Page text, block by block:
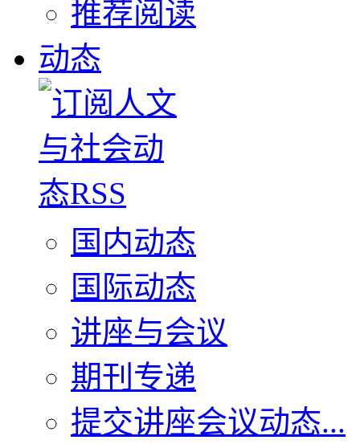
推荐阅读
动态
国内动态
国际动态
讲座与会议
期刊专递
提交讲座会议动态...